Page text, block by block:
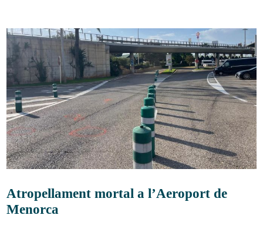
Atropellament mortal a l’Aeroport de
Menorca